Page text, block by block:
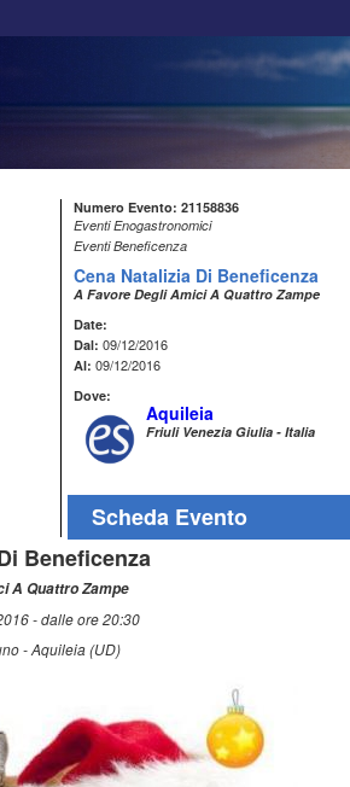
Numero Evento: 21158836
Eventi Enogastronomici
Eventi Beneficenza
Cena Natalizia Di Beneficenza
A Favore Degli Amici A Quattro Zampe
Date:
Dal: 09/12/2016
Al: 09/12/2016
Dove:
Aquileia
Friuli Venezia Giulia - Italia
Scheda Evento
Beneficenza
A Quattro Zampe
- dalle ore 20:30
- Aquileia (UD)